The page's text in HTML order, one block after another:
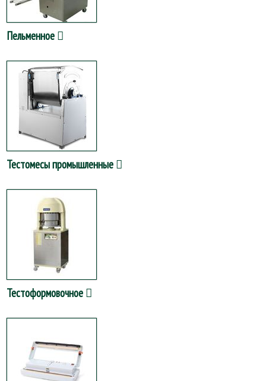
Пельменное
Тестомесы промышленные
Тестоформовочное